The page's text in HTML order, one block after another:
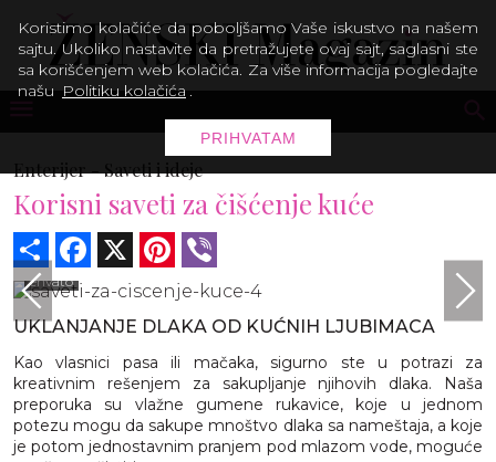
Enterijer -Saveti i ideje
Korisni saveti za čišćenje kuće
Share Facebook Pinterest
envato
UKLANJANJE DLAKA OD KUĆNIH LJUBIMACA
Kao vlasnici pasa ili mačaka, sigurno ste u potrazi za
kreativnim rešenjem za sakupljanje njihovih dlaka. Naša
preporuka su vlažne gumene rukavice, koje u jednom
potezu mogu da sakupe mnoštvo dlaka sa nameštaja, a koje
je potom jednostavnim pranjem pod mlazom vode, moguće
Koristimo kolačiće da poboljšamo Vaše iskustvo na našem
sajtu. Ukoliko nastavite da pretražujete ovaj sajt, saglasni ste
sa korišćenjem web kolačića. Za više informacija pogledajte
našu Politiku kolačića .
PRIHVATAM